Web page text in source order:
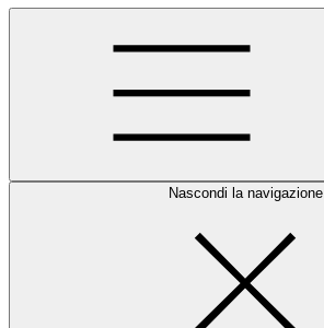
Nascondi la navigazione